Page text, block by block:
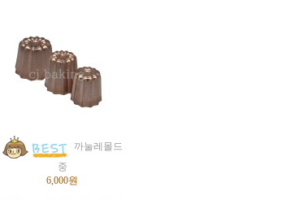
까눌레몰드
중
6,000원